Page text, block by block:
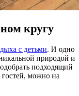
кругу
с детьми. И одно
природой и
подходящий
можно на